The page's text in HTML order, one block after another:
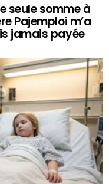
seule somme à
Pajemploi m’a
jamais payée